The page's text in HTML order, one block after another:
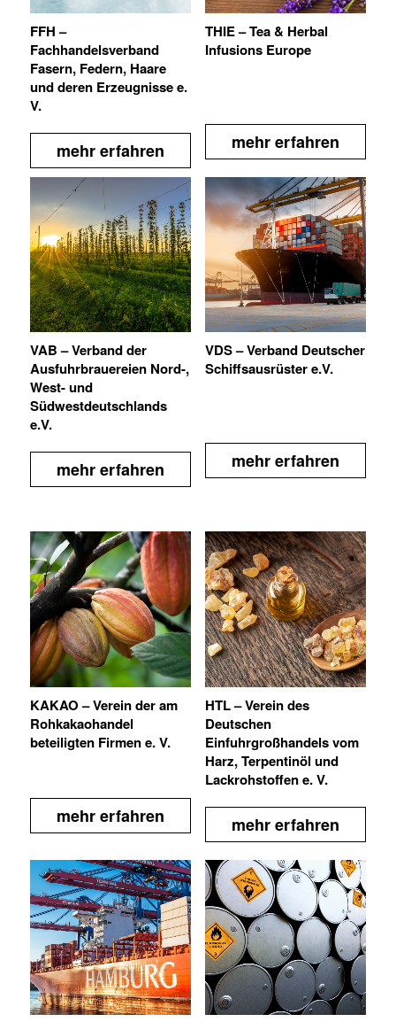
FFH –
Fachhandelsverband
Fasern, Federn, Haare
und deren Erzeugnisse e.
V.
mehr erfahren
THIE – Tea & Herbal
Infusions Europe
mehr erfahren
VAB – Verband der
Ausfuhrbrauereien Nord-,
West- und
Südwestdeutschlands
e.V.
mehr erfahren
VDS – Verband Deutscher
Schiffsausrüster e.V.
mehr erfahren
KAKAO – Verein der am
Rohkakaohandel
beteiligten Firmen e. V.
mehr erfahren
HTL – Verein des
Deutschen
Einfuhrgroßhandels vom
Harz, Terpentinöl und
Lackrohstoffen e. V.
mehr erfahren